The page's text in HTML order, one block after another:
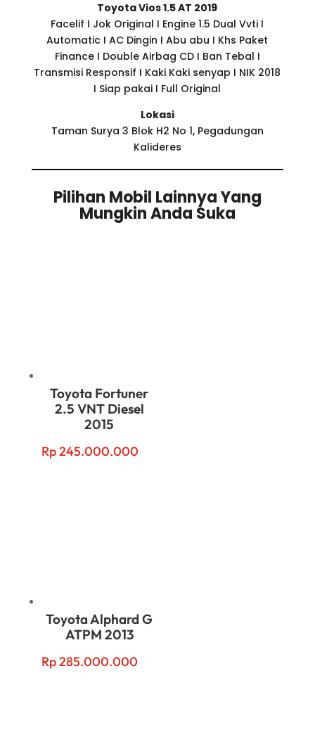
Toyota Vios 1.5 AT 2019
Facelif I Jok Original I Engine 1.5 Dual Vvti I
Automatic I AC Dingin I Abu abu I Khs Paket
Finance I Double Airbag CD I Ban Tebal I
Transmisi Responsif I Kaki Kaki senyap I NIK 2018
I Siap pakai I Full Original
Lokasi
Taman Surya 3 Blok H2 No 1, Pegadungan
Kalideres
Pilihan Mobil Lainnya Yang
Mungkin Anda Suka
Toyota Fortuner
2.5 VNT Diesel
2015
Rp245.000.000
Toyota Alphard G
ATPM 2013
Rp285.000.000